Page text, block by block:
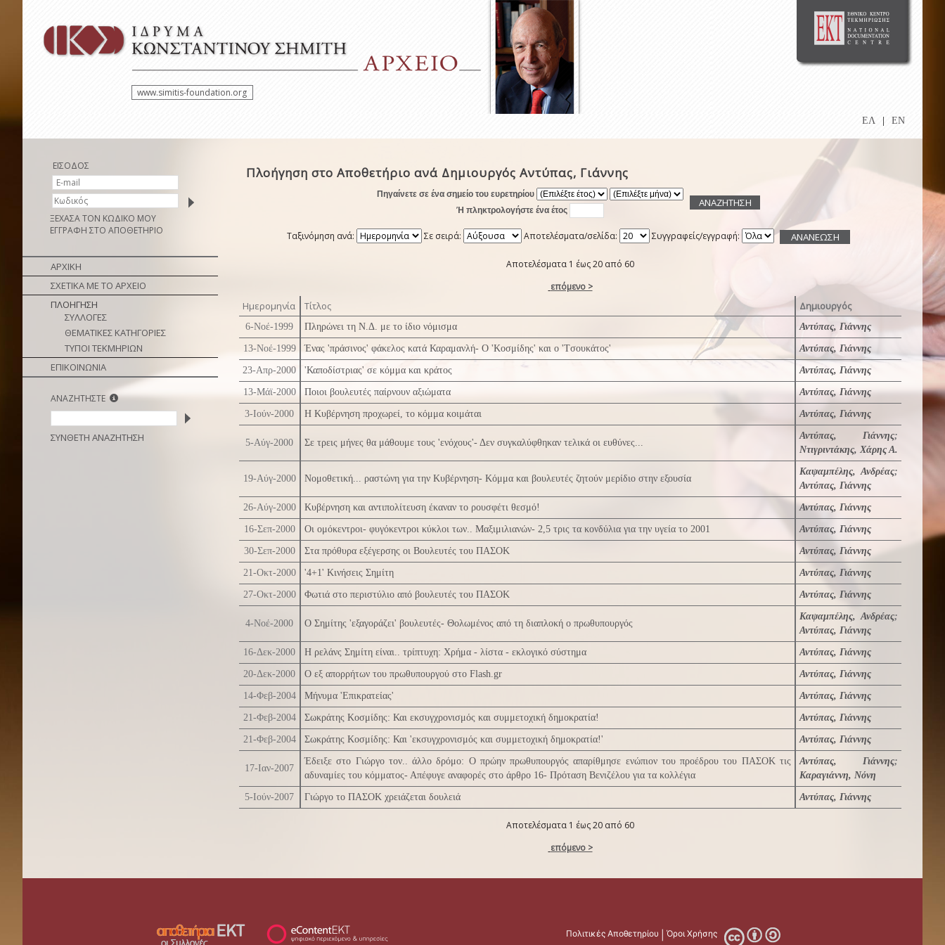
www.simitis-foundation.org
ΕΛ EN
ΕΙΣΟΔΟΣ
ΞΕΧΑΣΑ ΤΟΝ ΚΩΔΙΚΟ ΜΟΥ
ΕΓΓΡΑΦΗ ΣΤΟ ΑΠΟΘΕΤΗΡΙΟ
ΑΡΧΙΚΗ
ΣΧΕΤΙΚΑ ΜΕ ΤΟ ΑΡΧΕΙΟ
ΠΛΟΗΓΗΣΗ
ΣΥΛΛΟΓΕΣ
ΘΕΜΑΤΙΚΕΣ ΚΑΤΗΓΟΡΙΕΣ
ΤΥΠΟΙ ΤΕΚΜΗΡΙΩΝ
ΕΠΙΚΟΙΝΩΝΙΑ
ΑΝΑΖΗΤΗΣΤΕ
ΣΥΝΘΕΤΗ ΑΝΑΖΗΤΗΣΗ
Πλοήγηση στο Αποθετήριο ανά Δημιουργός Αντύπας, Γιάννης
Πηγαίνετε σε ένα σημείο του ευρετηρίου
Ή πληκτρολογήστε ένα έτος
Ταξινόμηση ανά: Σε σειρά: Αποτελέσματα/σελίδα: Συγγραφείς/εγγραφή:
Αποτελέσματα 1 έως 20 από 60
επόμενο >
Ημερομηνία Τίτλος Δημιουργός
6-Νοέ-1999 Πληρώνει τη Ν.Δ. με το ίδιο νόμισμα Αντύπας, Γιάννης
13-Νοέ-1999 Ένας 'πράσινος' φάκελος κατά Καραμανλή- Ο 'Κοσμίδης' και ο 'Tσουκάτος' Αντύπας, Γιάννης
23-Απρ-2000 'Καποδίστριας' σε κόμμα και κράτος Αντύπας, Γιάννης
13-Μάϊ-2000 Ποιοι βουλευτές παίρνουν αξιώματα Αντύπας, Γιάννης
3-Ιούν-2000 Η Κυβέρνηση προχωρεί, το κόμμα κοιμάται Αντύπας, Γιάννης
5-Αύγ-2000 Σε τρεις μήνες θα μάθουμε τους 'ενόχους'- Δεν συγκαλύφθηκαν τελικά οι ευθύνες...
Αντύπας, Γιάννης;
Ντιγριντάκης, Χάρης Α.
19-Αύγ-2000 Νομοθετική... ραστώνη για την Κυβέρνηση- Κόμμα και βουλευτές ζητούν μερίδιο στην εξουσία
Καψαμπέλης, Ανδρέας;
Αντύπας, Γιάννης
26-Αύγ-2000 Κυβέρνηση και αντιπολίτευση έκαναν το ρουσφέτι θεσμό! Αντύπας, Γιάννης
16-Σεπ-2000 Οι ομόκεντροι- φυγόκεντροι κύκλοι των.. Μαξιμιλιανών- 2,5 τρις τα κονδύλια για την υγεία το 2001 Αντύπας, Γιάννης
30-Σεπ-2000 Στα πρόθυρα εξέγερσης οι Βουλευτές του ΠΑΣΟΚ Αντύπας, Γιάννης
21-Οκτ-2000 '4+1' Κινήσεις Σημίτη Αντύπας, Γιάννης
27-Οκτ-2000 Φωτιά στο περιστύλιο από βουλευτές του ΠΑΣΟΚ Αντύπας, Γιάννης
4-Νοέ-2000 Ο Σημίτης 'εξαγοράζει' βουλευτές- Θολωμένος από τη διαπλοκή ο πρωθυπουργός
Καψαμπέλης, Ανδρέας;
Αντύπας, Γιάννης
16-Δεκ-2000 Η ρελάνς Σημίτη είναι.. τρίπτυχη: Χρήμα - λίστα - εκλογικό σύστημα Αντύπας, Γιάννης
20-Δεκ-2000 Ο εξ απορρήτων του πρωθυπουργού στο Flash.gr Αντύπας, Γιάννης
14-Φεβ-2004 Μήνυμα 'Επικρατείας' Αντύπας, Γιάννης
21-Φεβ-2004 Σωκράτης Κοσμίδης: Και εκσυγχρονισμός και συμμετοχική δημοκρατία! Αντύπας, Γιάννης
21-Φεβ-2004 Σωκράτης Κοσμίδης: Και 'εκσυγχρονισμός και συμμετοχική δημοκρατία!' Αντύπας, Γιάννης
17-Ιαν-2007
Έδειξε στο Γιώργο τον.. άλλο δρόμο: Ο πρώην πρωθυπουργός απαρίθμησε ενώπιον του προέδρου του ΠΑΣΟΚ τις
αδυναμίες του κόμματος- Απέφυγε αναφορές στο άρθρο 16- Πρόταση Βενιζέλου για τα κολλέγια
Αντύπας, Γιάννης;
Καραγιάννη, Νόνη
5-Ιούν-2007 Γιώργο το ΠΑΣΟΚ χρειάζεται δουλειά Αντύπας, Γιάννης
Αποτελέσματα 1 έως 20 από 60
επόμενο >